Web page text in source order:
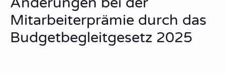
Mitarbeiterprämie durch das
Budgetbegleitgesetz 2025